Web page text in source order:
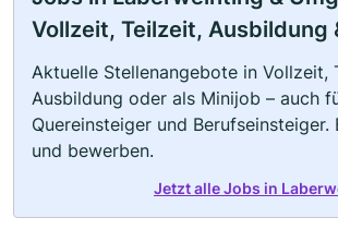
Vollzeit, Teilzeit, Ausbildung
Aktuelle Stellenangebote in Vollzeit,
Ausbildung oder als Minijob – auch
Quereinsteiger und
und bewerben.
Jetzt alle Jobs in